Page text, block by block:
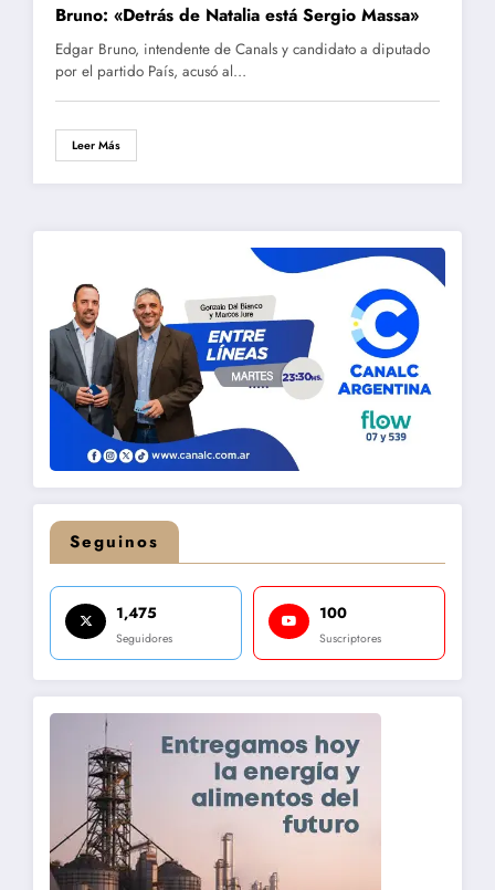
Bruno: «Detrás de Natalia está Sergio Massa»
Edgar Bruno, intendente de Canals y candidato a diputado
por el partido País, acusó al…
Leer Más
Seguinos
1,475
Seguidores
100
Suscriptores